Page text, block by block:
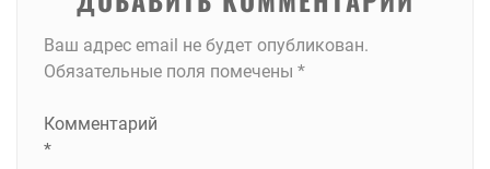
Ваш адрес email не будет опубликован.
Обязательные поля помечены *
Комментарий
*